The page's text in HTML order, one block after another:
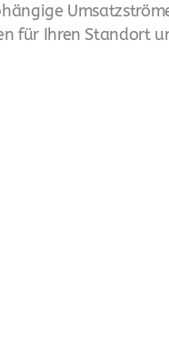
für Ihren Standort